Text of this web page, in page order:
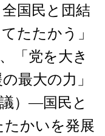
国民と団結
たたかう」
「党を大き
最大の力」
）―国民と
かいを発展